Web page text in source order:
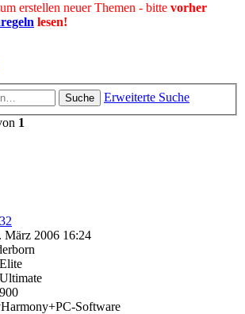
erstellen neuer Themen - bitte vorher
lesen!
Suche
Erweiterte Suche
1
März 2006 16:24
Elite
Ultimate
900
Software